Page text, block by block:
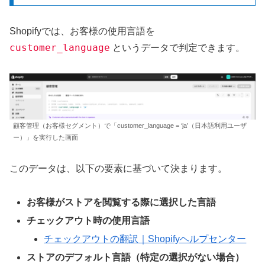
Shopifyでは、お客様の使用言語を
customer_language というデータで判定できます。
顧客管理（お客様セグメント）で「customer_language = ‘ja’（日本語利用ユーザ
ー）」を実行した画面
このデータは、以下の要素に基づいて決まります。
お客様がストアを閲覧する際に選択した言語
チェックアウト時の使用言語
チェックアウトの翻訳｜Shopifyヘルプセンター
ストアのデフォルト言語（特定の選択がない場合）